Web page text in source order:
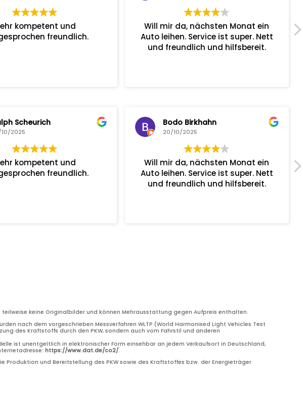
kompetent und
freundlich.
Will mir da, nächsten Monat ein
Auto leihen. Service ist super. Nett
und freundlich und hilfsbereit.
Scheurich
2025
kompetent und
freundlich.
Bodo Birkhahn
20/10/2025
Will mir da, nächsten Monat ein
Auto leihen. Service ist super. Nett
und freundlich und hilfsbereit.
keine Originalbilder und können Mehrausstattung gegen Aufpreis enthalten.
nach dem vorgeschrieben Messverfahren WLTP (World Harmonised Light Vehicles Test
des Kraftstoffs durch den PKW, sondern auch vom Fahrstil und anderen
ist unentgeltlich in elektronischer Form einsehbar an jedem Verkaufsort in Deutschland,
https://www.dat.de/co2/.
Produktion und Bereitstellung des PKW sowie des Kraftstoffes bzw. der Energieträger